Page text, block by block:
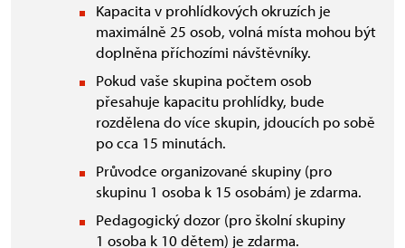
Kapacita v prohlídkových okruzích je
maximálně 25 osob, volná místa mohou být
doplněna příchozími návštěvníky.
Pokud vaše skupina počtem osob
přesahuje kapacitu prohlídky, bude
rozdělena do více skupin, jdoucích po sobě
po cca 15 minutách.
Průvodce organizované skupiny (pro
skupinu 1 osoba k 15 osobám) je zdarma.
Pedagogický dozor (pro školní skupiny
1 osoba k 10 dětem) je zdarma.